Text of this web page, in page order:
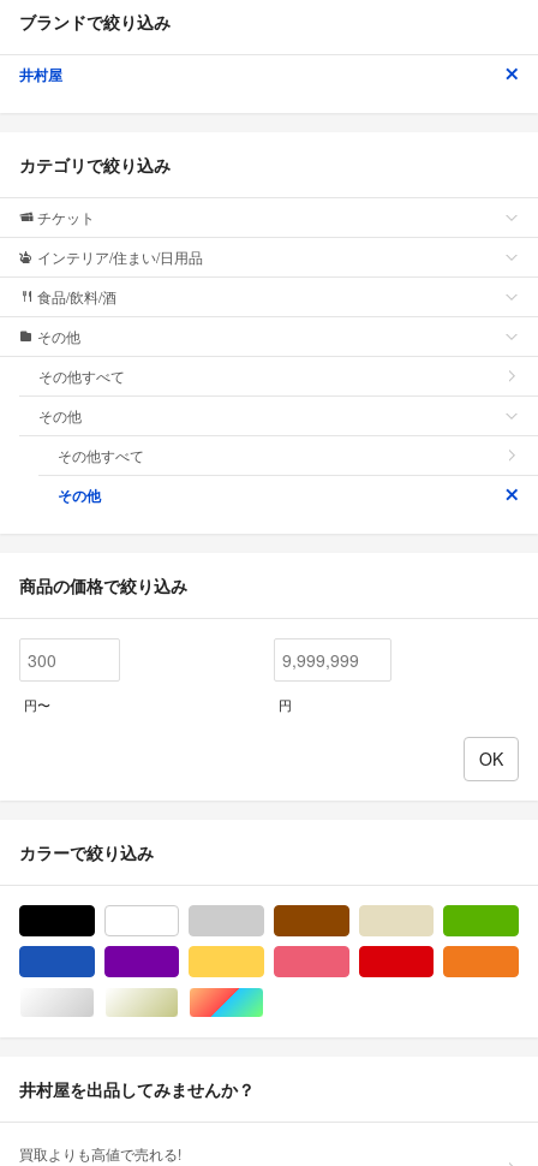
ブランドで絞り込み
井村屋
カテゴリで絞り込み
チケット
インテリア/住まい/日用品
食品/飲料/酒
その他
その他すべて
その他
その他すべて
その他
商品の価格で絞り込み
円〜 円
カラーで絞り込み
シルバー/銀色系ゴールド/金色系マルチカラー
井村屋を出品してみませんか？
買取よりも高値で売れる!